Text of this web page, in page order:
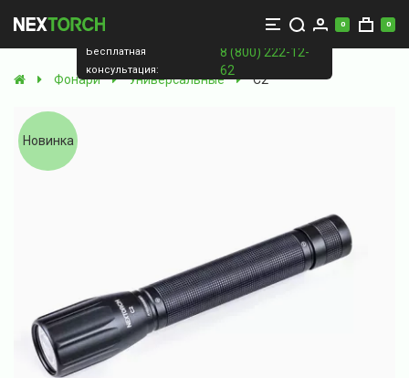
0 0
Фонари Универсальные C2
Новинка
Бесплатная
консультация:
8 (800) 222-12-
62